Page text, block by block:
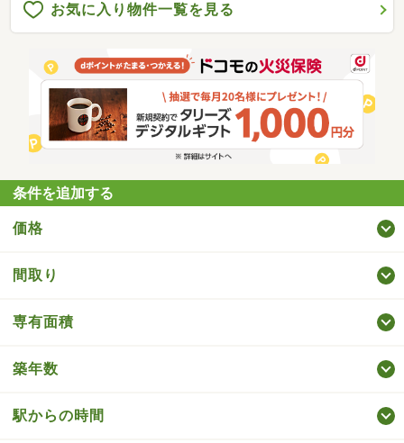
お気に入り物件一覧を見る
条件を追加する
価格
間取り
専有面積
築年数
駅からの時間